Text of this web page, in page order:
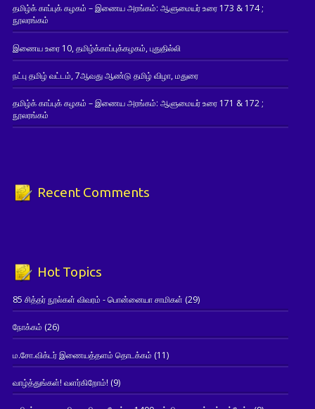
தமிழ்க் காப்புக் கழகம் – இணைய அரங்கம்: ஆளுமையர் உரை 173 & 174 ;
நூலரங்கம்
இணைய உரை 10, தமிழ்க்காப்புக்கழகம், புதுதில்லி
நட்பு தமிழ் வட்டம், 7ஆவது ஆண்டு தமிழ் விழா, மதுரை
தமிழ்க் காப்புக் கழகம் – இணைய அரங்கம்: ஆளுமையர் உரை 171 & 172 ;
நூலரங்கம்
Recent Comments
Hot Topics
85 சித்தர் நூல்கள் விவரம் - பொன்னையா சாமிகள் (29)
நோக்கம் (26)
ம.சோ.விக்டர் இணையத்தளம் தொடக்கம் (11)
வாழ்த்துங்கள்! வளர்கிறோம்! (9)